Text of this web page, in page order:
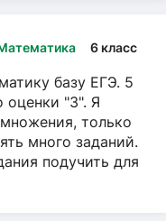
6 класс
базу ЕГЭ. 5
оценки "3". Я
только
много заданий.
подучить для